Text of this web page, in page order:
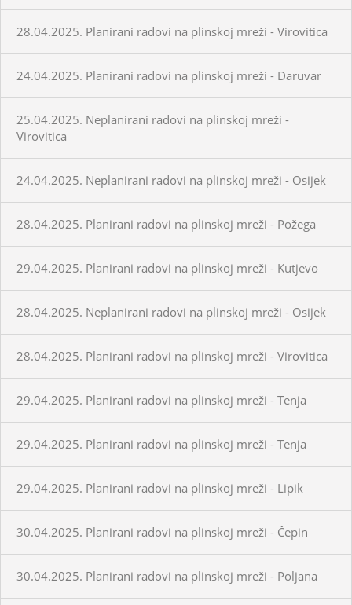
28.04.2025. Planirani radovi na plinskoj mreži - Virovitica
24.04.2025. Planirani radovi na plinskoj mreži - Daruvar
25.04.2025. Neplanirani radovi na plinskoj mreži -
Virovitica
24.04.2025. Neplanirani radovi na plinskoj mreži - Osijek
28.04.2025. Planirani radovi na plinskoj mreži - Požega
29.04.2025. Planirani radovi na plinskoj mreži - Kutjevo
28.04.2025. Neplanirani radovi na plinskoj mreži - Osijek
28.04.2025. Planirani radovi na plinskoj mreži - Virovitica
29.04.2025. Planirani radovi na plinskoj mreži - Tenja
29.04.2025. Planirani radovi na plinskoj mreži - Tenja
29.04.2025. Planirani radovi na plinskoj mreži - Lipik
30.04.2025. Planirani radovi na plinskoj mreži - Čepin
30.04.2025. Planirani radovi na plinskoj mreži - Poljana